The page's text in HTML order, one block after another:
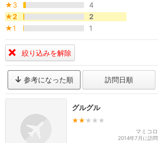
★3
4
★2
2
★1
1
絞り込みを解除
参考になった順 訪問日順
グルグル
★★ ★★★
マミコロ
2014年7月に訪問